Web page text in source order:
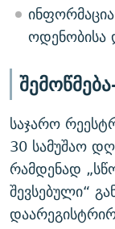
ოდენობისა
საჯარო
30 სამუშაო
რამდენად
შევსებული“